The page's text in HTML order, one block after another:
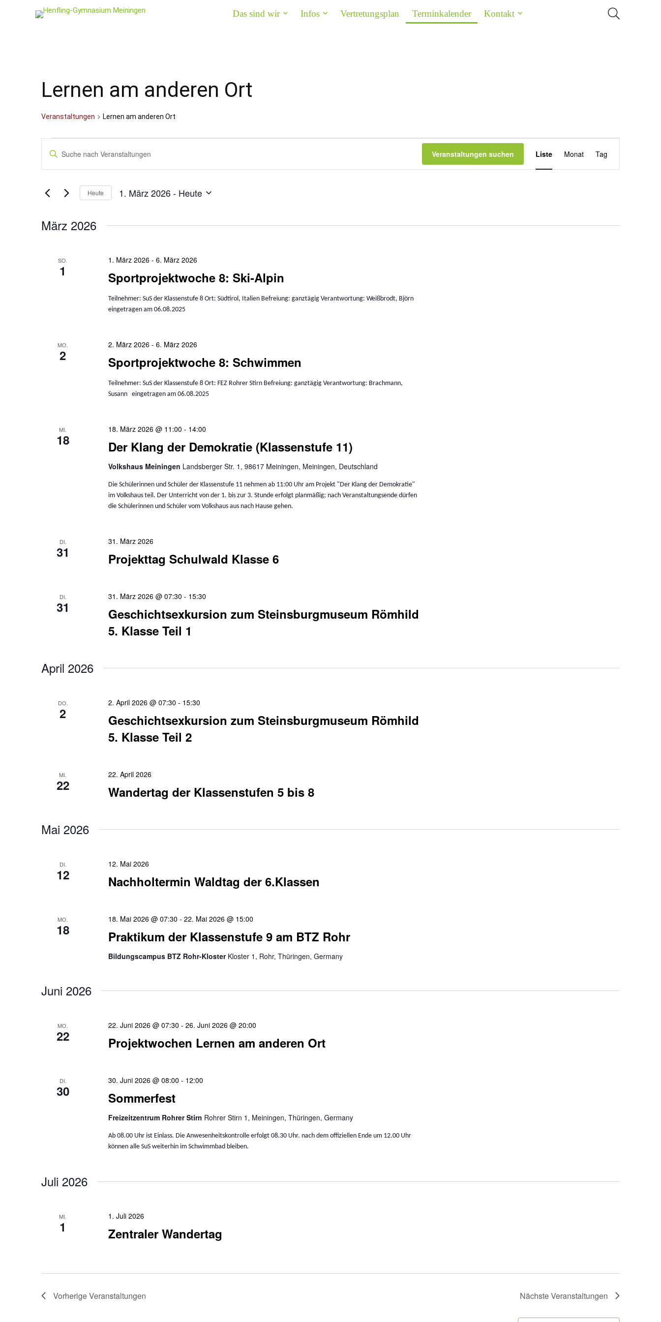
Das sind wir Infos Vertretungsplan Terminkalender Kontakt
Lernen am anderen Ort
Veranstaltungen Lernen am anderen Ort
Suche
Ansichten,
Navigation
Bitte
Schlüsselwort
Veranstaltungen
Schlüsselwort.
Veranstaltungen suchen
Ansichten-
Navigation
Liste Monat Tag
Heute 1. März 2026 - Heute
März 2026
SO.
1 Sportprojektwoche 8: Ski-Alpin
1. März 2026- 6. März 2026
Teilnehmer: SuS der Klassenstufe 8 Ort: Südtirol, Italien Befreiung: ganztägig Verantwortung: Weißbrodt, Björn
eingetragen am 06.08.2025
MO.
2 Sportprojektwoche 8: Schwimmen
2. März 2026- 6. März 2026
Teilnehmer: SuS der Klassenstufe 8 Ort: FEZ Rohrer Stirn Befreiung: ganztägig Verantwortung: Brachmann,
Susann eingetragen am 06.08.2025
MI.
18 Der Klang der Demokratie (Klassenstufe 11)
18. März 2026 @ 11:00 - 14:00
Volkshaus Meiningen Landsberger Str. 1, 98617 Meiningen, Meiningen, Deutschland
Die Schülerinnen und Schüler der Klassenstufe 11 nehmen ab 11:00 Uhr am Projekt "Der Klang der Demokratie"
im Volkshaus teil. Der Unterricht von der 1. bis zur 3. Stunde erfolgt planmäßig; nach Veranstaltungsende dürfen
die Schülerinnen und Schüler vom Volkshaus aus nach Hause gehen.
DI.
31 Projekttag Schulwald Klasse 6
31. März 2026
DI.
31
Geschichtsexkursion zum Steinsburgmuseum Römhild
5. Klasse Teil 1
31. März 2026 @ 07:30 - 15:30
April 2026
DO.
2
Geschichtsexkursion zum Steinsburgmuseum Römhild
5. Klasse Teil 2
2. April 2026 @ 07:30 - 15:30
MI.
22 Wandertag der Klassenstufen 5 bis 8
22. April 2026
Mai 2026
DI.
12 Nachholtermin Waldtag der 6.Klassen
12. Mai 2026
MO.
18 Praktikum der Klassenstufe 9 am BTZ Rohr
18. Mai 2026 @ 07:30 - 22. Mai 2026 @ 15:00
Bildungscampus BTZ Rohr-Kloster Kloster 1, Rohr, Thüringen, Germany
Juni 2026
MO.
22 Projektwochen Lernen am anderen Ort
22. Juni 2026 @ 07:30 - 26. Juni 2026 @ 20:00
DI.
30 Sommerfest
30. Juni 2026 @ 08:00 - 12:00
Freizeitzentrum Rohrer Stirn Rohrer Stirn 1, Meiningen, Thüringen, Germany
Ab 08.00 Uhr ist Einlass. Die Anwesenheitskontrolle erfolgt 08.30 Uhr. nach dem offiziellen Ende um 12.00 Uhr
können alle SuS weiterhin im Schwimmbad bleiben.
Juli 2026
MI.
1 Zentraler Wandertag
1. Juli 2026
VorherigeVeranstaltungen NächsteVeranstaltungen